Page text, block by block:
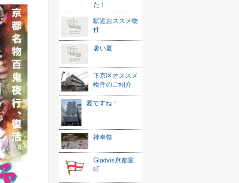
た！
駅近おススメ物
件
暑い夏
下京区オススメ
物件のご紹介
夏ですね！
神幸祭
Gladvis京都室
町